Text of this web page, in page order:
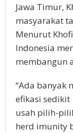
Jawa Timur,
masyarakat
Menurut
Indonesia
membangun
“Ada banyak
efikasi
usah pilih-
herd imunity